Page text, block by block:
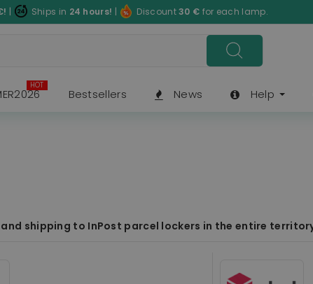
! | Ships in 24 hours! | Discount30 € for each lamp.
HOT
Bestsellers News Help
shipping to InPost parcel lockers in the entire